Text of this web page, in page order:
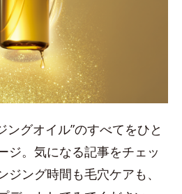
ングオイル”のすべてをひと
ジ。気になる記事をチェッ
ジング時間も毛穴ケアも、